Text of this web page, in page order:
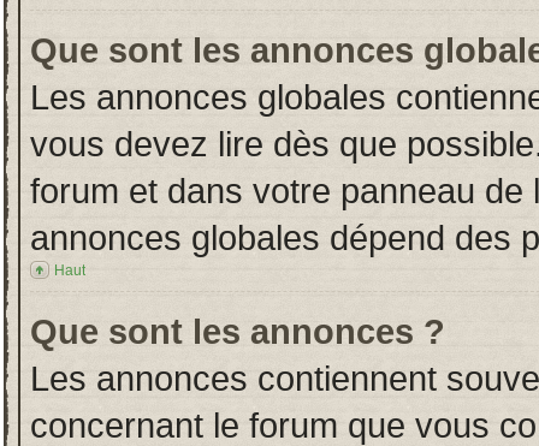
Que sont les annonces
Les annonces globales
vous devez lire dès que
forum et dans votre panneau de
annonces globales dépend des
Haut
Que sont les annonces ?
Les annonces contiennent
concernant le forum que vous